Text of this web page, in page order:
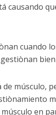
causando
cuando
músculo,
en